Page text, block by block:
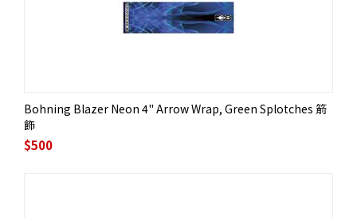
Bohning Blazer Neon 4" Arrow Wrap, Green Splotches 箭
飾
$500